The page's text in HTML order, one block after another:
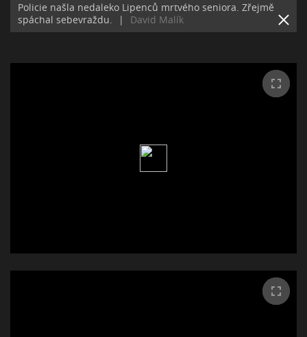
Policie našla nedaleko Lipenců mrtvého seniora. Zřejmě
spáchal sebevraždu.
| David Malík